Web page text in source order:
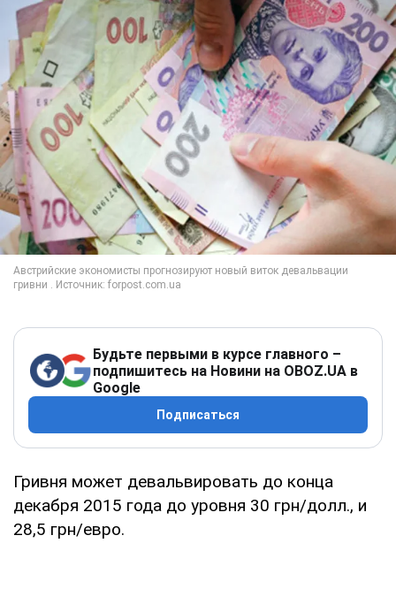
Будьте первыми в курсе главного –
подпишитесь на Новини на OBOZ.UA в
Google
Подписаться
Гривня может девальвировать до конца
декабря 2015 года до уровня 30 грн/долл., и
28,5 грн/евро.